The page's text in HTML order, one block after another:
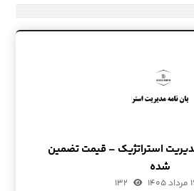
استراتژیک – قیمت تضمین
شده
۱۳۲